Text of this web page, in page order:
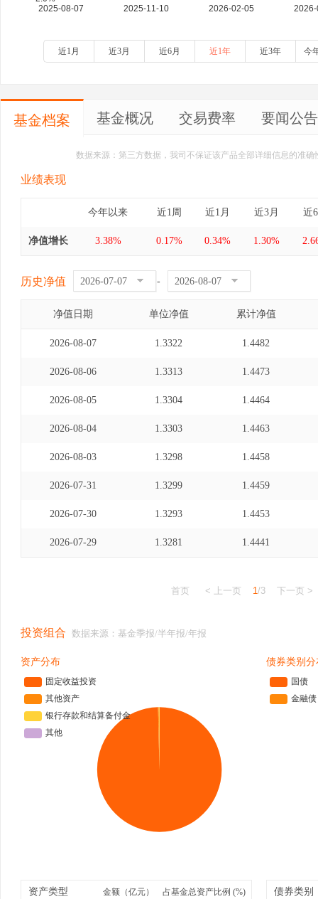
近1月 近3月 近6月 近1年 近3年 今
基金档案 基金概况 交易费率 要闻公告
数据来源：第三方数据，我司不保证该产品全部详细信息的准
业绩表现
今年以来 近1周 近1月 近3月 近
净值增长 3.38% 0.17% 0.34% 1.30%
历史净值 -
净值日期 单位净值 累计净值
2026-08-07 1.3322 1.4482
2026-08-06 1.3313 1.4473
2026-08-05 1.3304 1.4464
2026-08-04 1.3303 1.4463
2026-08-03 1.3298 1.4458
2026-07-31 1.3299 1.4459
2026-07-30 1.3293 1.4453
2026-07-29 1.3281 1.4441
首页 < 上一页 1/3 下一页 >
投资组合 数据来源：基金季报/半年报/年报
资产分布
资产类型 金额（亿元） 占基金总资产比例 (%)
债券类别分
债券类别